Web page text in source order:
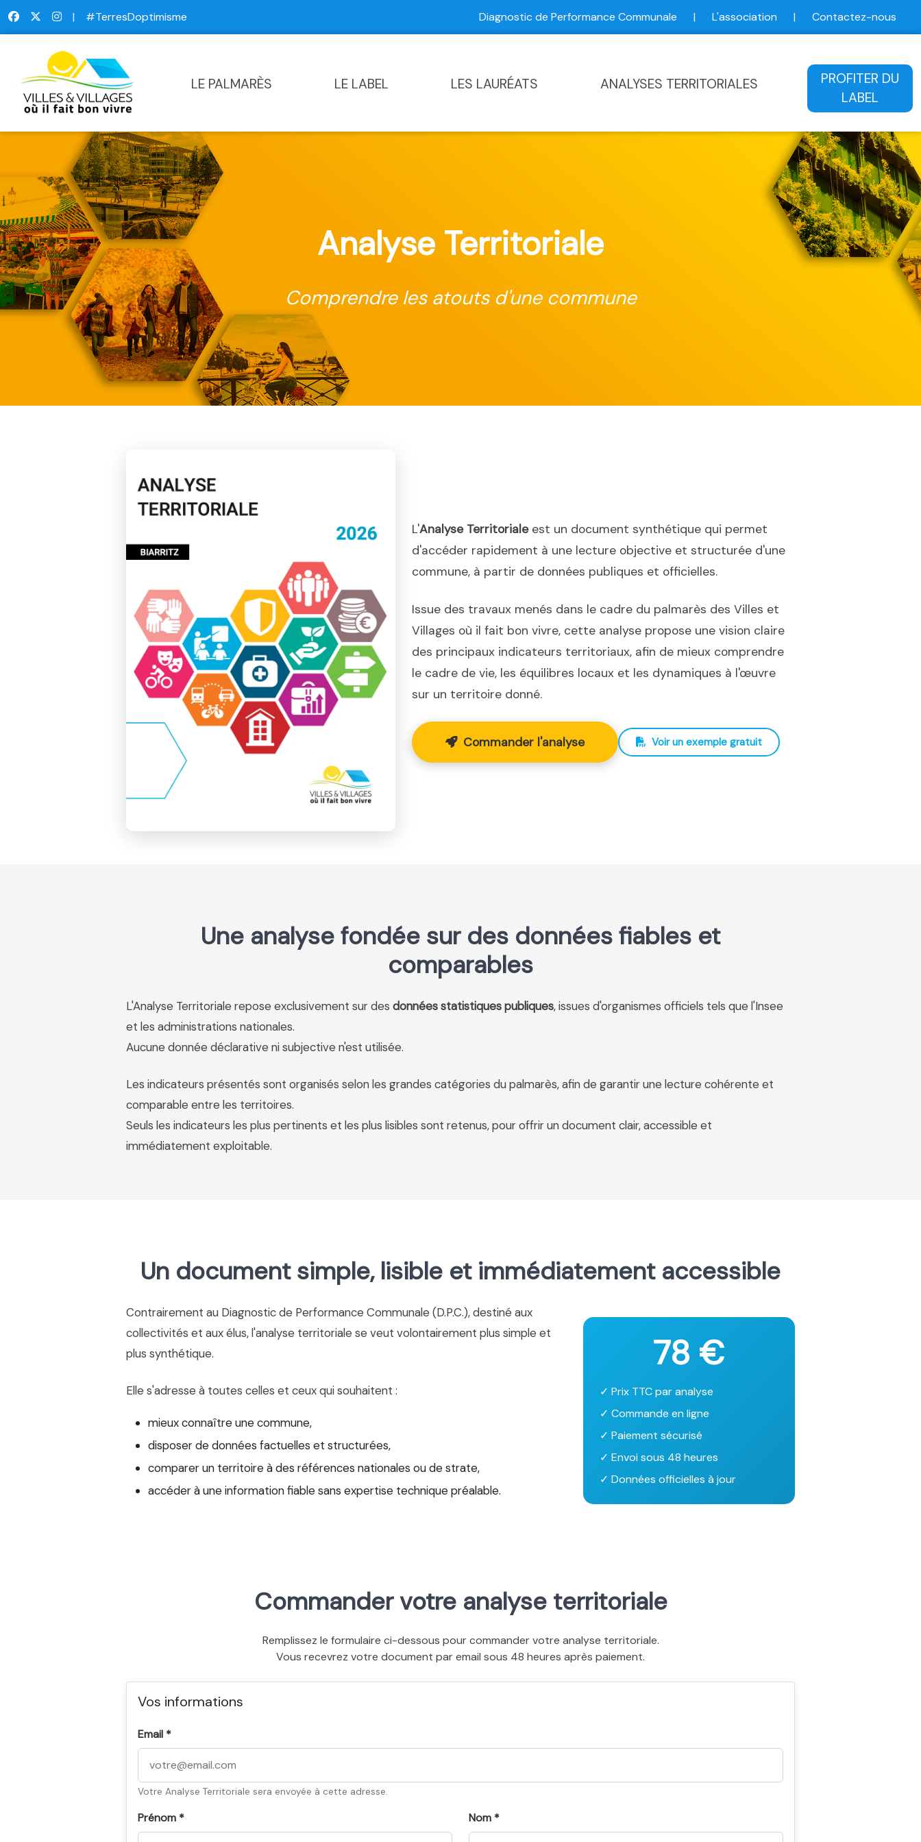
| #TerresDoptimisme Diagnostic de Performance Communale | L'association | Contactez-nous
LE PALMARÈS LE LABEL LES LAURÉATS ANALYSES TERRITORIALES
PROFITER DU
LABEL
Analyse Territoriale
Comprendre les atouts d'une commune
L'Analyse Territorialeest un document synthétique qui permet
d'accéder rapidement à une lecture objective et structurée d'une
commune, à partir de données publiques et officielles.
Issue des travaux menés dans le cadre du palmarès des Villes et
Villages où il fait bon vivre, cette analyse propose une vision claire
des principaux indicateurs territoriaux, afin de mieux comprendre
le cadre de vie, les équilibres locaux et les dynamiques à l'œuvre
sur un territoire donné.
Commander l'analyse Voir un exemple gratuit
Une analyse fondée sur des données fiables et
comparables
L'Analyse Territoriale repose exclusivement sur des données statistiques publiques, issues d'organismes officiels tels que l'Insee
et les administrations nationales.
Aucune donnée déclarative ni subjective n'est utilisée.
Les indicateurs présentés sont organisés selon les grandes catégories du palmarès, afin de garantir une lecture cohérente et
comparable entre les territoires.
Seuls les indicateurs les plus pertinents et les plus lisibles sont retenus, pour offrir un document clair, accessible et
immédiatement exploitable.
Un document simple, lisible et immédiatement accessible
Contrairement au Diagnostic de Performance Communale (D.P.C.), destiné aux
collectivités et aux élus, l'analyse territoriale se veut volontairement plus simple et
plus synthétique.
Elle s'adresse à toutes celles et ceux qui souhaitent :
mieux connaître une commune,
disposer de données factuelles et structurées,
comparer un territoire à des références nationales ou de strate,
accéder à une information fiable sans expertise technique préalable.
78 €
✓ Prix TTC par analyse
✓ Commande en ligne
✓ Paiement sécurisé
✓ Envoi sous 48 heures
✓ Données officielles à jour
Commander votre analyse territoriale
Remplissez le formulaire ci-dessous pour commander votre analyse territoriale.
Vous recevrez votre document par email sous 48 heures après paiement.
Vos informations
Email *
Votre Analyse Territoriale sera envoyée à cette adresse.
Prénom * Nom *